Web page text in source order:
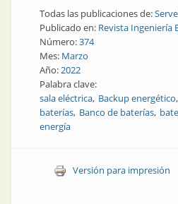
Todas las publicaciones de:
Publicado en: Revista Ingeniería
Número:374
Mes: Marzo
Año:2022
Palabra clave:
sala eléctrica Backup energético
baterías Banco de baterías
energía
Versión para impresión